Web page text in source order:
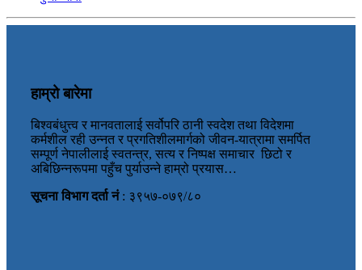
हाम्रो बारेमा
बिश्वबंधुत्त्व र मानवतालाई सर्वोपरि ठानी स्वदेश तथा विदेशमा
कर्मशील रही उन्नत र प्रगतिशीलमार्गको जीवन-यात्रामा समर्पित
सम्पूर्ण नेपालीलाई स्वतन्त्र, सत्य र निष्पक्ष समाचार छिटो र
अबिछिन्नरूपमा पहुँच पुर्याउन्ने हाम्रो प्रयास…
सूचना विभाग दर्ता नं: ३९५७-०७९/८०